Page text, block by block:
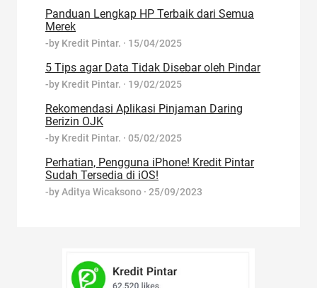
Panduan Lengkap HP Terbaik dari Semua
Merek
-by Kredit Pintar. · 15/04/2025
5 Tips agar Data Tidak Disebar oleh Pindar
-by Kredit Pintar. · 19/02/2025
Rekomendasi Aplikasi Pinjaman Daring
Berizin OJK
-by Kredit Pintar. · 05/02/2025
Perhatian, Pengguna iPhone! Kredit Pintar
Sudah Tersedia di iOS!
-byAditya Wicaksono · 25/09/2023